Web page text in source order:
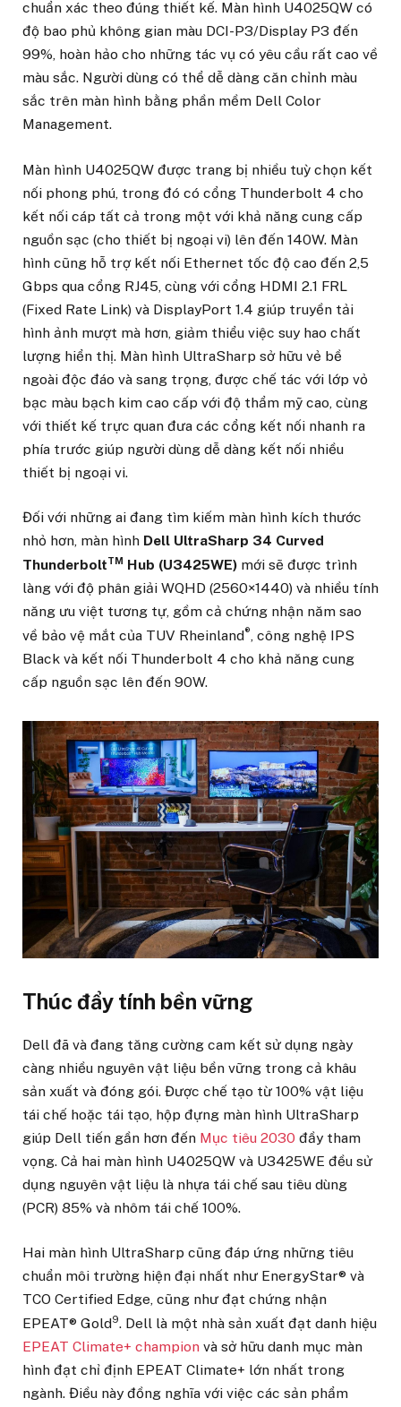
chuẩn xác theo đúng thiết kế. Màn hình U4025QW có
độ bao phủ không gian màu DCI-P3/Display P3 đến
99%, hoàn hảo cho những tác vụ có yêu cầu rất cao về
màu sắc. Người dùng có thể dễ dàng căn chỉnh màu
sắc trên màn hình bằng phần mềm Dell Color
Management.
Màn hình U4025QW được trang bị nhiều tuỳ chọn kết
nối phong phú, trong đó có cổng Thunderbolt 4 cho
kết nối cáp tất cả trong một với khả năng cung cấp
nguồn sạc (cho thiết bị ngoại vi) lên đến 140W. Màn
hình cũng hỗ trợ kết nối Ethernet tốc độ cao đến 2,5
Gbps qua cổng RJ45, cùng với cổng HDMI 2.1 FRL
(Fixed Rate Link) và DisplayPort 1.4 giúp truyền tải
hình ảnh mượt mà hơn, giảm thiểu việc suy hao chất
lượng hiển thị. Màn hình UltraSharp sở hữu vẻ bề
ngoài độc đáo và sang trọng, được chế tác với lớp vỏ
bạc màu bạch kim cao cấp với độ thẩm mỹ cao, cùng
với thiết kế trực quan đưa các cổng kết nối nhanh ra
phía trước giúp người dùng dễ dàng kết nối nhiều
thiết bị ngoại vi.
Đối với những ai đang tìm kiếm màn hình kích thước
nhỏ hơn, màn hình Dell UltraSharp 34 Curved
ThunderboltTM Hub (U3425WE) mới sẽ được trình
làng với độ phân giải WQHD (2560×1440) và nhiều tính
năng ưu việt tương tự, gồm cả chứng nhận năm sao
về bảo vệ mắt của TUV Rheinland®, công nghệ IPS
Black và kết nối Thunderbolt 4 cho khả năng cung
cấp nguồn sạc lên đến 90W.
Thúc đẩy tính bền vững
Dell đã và đang tăng cường cam kết sử dụng ngày
càng nhiều nguyên vật liệu bền vững trong cả khâu
sản xuất và đóng gói. Được chế tạo từ 100% vật liệu
tái chế hoặc tái tạo, hộp đựng màn hình UltraSharp
giúp Dell tiến gần hơn đến Mục tiêu 2030 đầy tham
vọng. Cả hai màn hình U4025QW và U3425WE đều sử
dụng nguyên vật liệu là nhựa tái chế sau tiêu dùng
(PCR) 85% và nhôm tái chế 100%.
Hai màn hình UltraSharp cũng đáp ứng những tiêu
chuẩn môi trường hiện đại nhất như EnergyStar® và
TCO Certified Edge, cũng như đạt chứng nhận
EPEAT® Gold9. Dell là một nhà sản xuất đạt danh hiệu
EPEAT Climate+ champion và sở hữu danh mục màn
hình đạt chỉ định EPEAT Climate+ lớn nhất trong
ngành. Điều này đồng nghĩa với việc các sản phẩm